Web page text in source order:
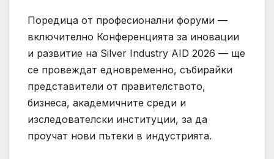
Поредица от професионални форуми —
включително Конференцията за иновации
и развитие на Silver Industry AID 2026 — ще
се провеждат едновременно, събирайки
представители от правителството,
бизнеса, академичните среди и
изследователски институции, за да
проучат нови пътеки в индустрията.